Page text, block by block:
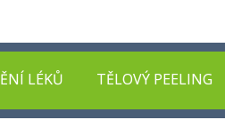
LÉKŮ TĚLOVÝ PEELING